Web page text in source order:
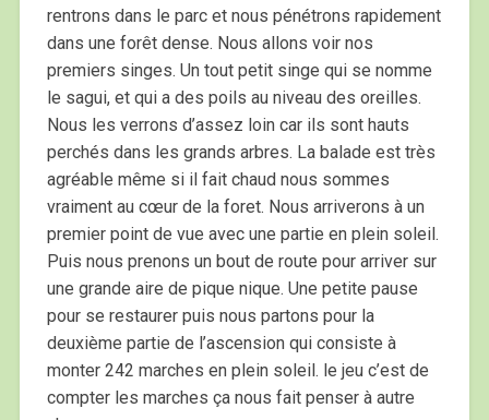
rentrons dans le parc et nous pénétrons rapidement
dans une forêt dense. Nous allons voir nos
premiers singes. Un tout petit singe qui se nomme
le sagui, et qui a des poils au niveau des oreilles.
Nous les verrons d’assez loin car ils sont hauts
perchés dans les grands arbres. La balade est très
agréable même si il fait chaud nous sommes
vraiment au cœur de la foret. Nous arriverons à un
premier point de vue avec une partie en plein soleil.
Puis nous prenons un bout de route pour arriver sur
une grande aire de pique nique. Une petite pause
pour se restaurer puis nous partons pour la
deuxième partie de l’ascension qui consiste à
monter 242 marches en plein soleil. le jeu c’est de
compter les marches ça nous fait penser à autre